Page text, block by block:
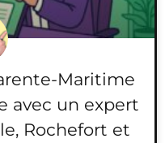
Maritime
avec un expert
Rochefort et